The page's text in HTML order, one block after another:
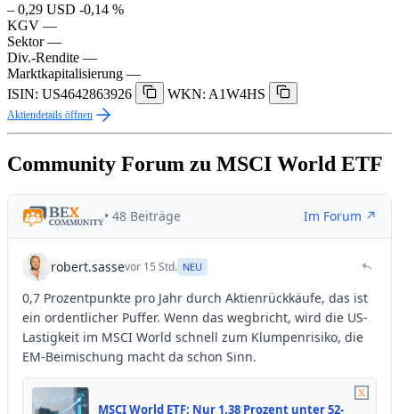
– 0,29 USD -0,14 %
KGV —
Sektor —
Div.-Rendite —
Marktkapitalisierung —
ISIN: US4642863926
WKN: A1W4HS
Aktiendetails öffnen
Community Forum zu MSCI World ETF